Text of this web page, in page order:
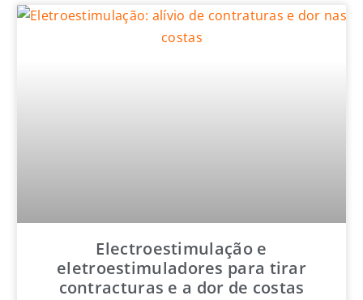
Electroestimulação e
eletroestimuladores para tirar
contracturas e a dor de costas